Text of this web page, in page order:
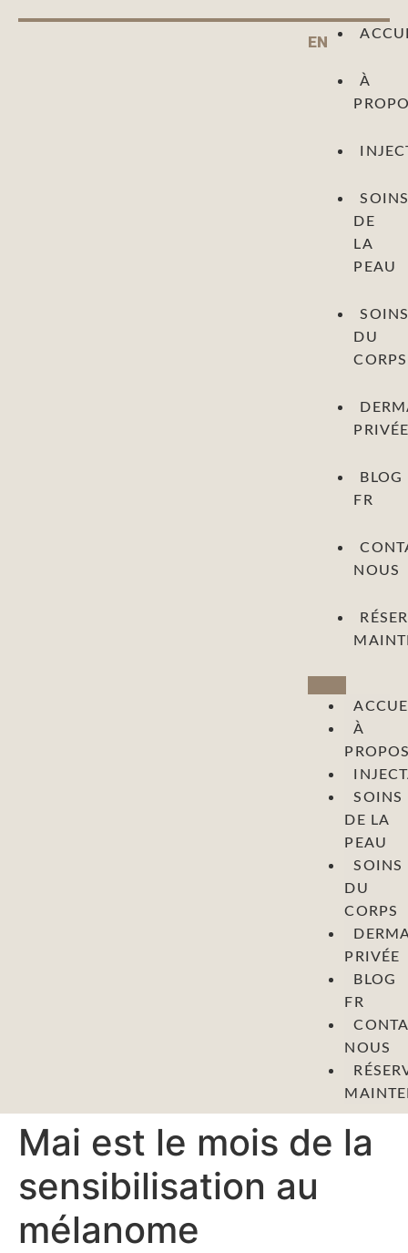
EN
À
SOINS
DE
LA
PEAU
SOINS
DU
CORPS
BLOG
FR
NOUS
À
SOINS
DE LA
PEAU
SOINS
DU
CORPS
PRIVÉE
BLOG
FR
NOUS
Mai est le mois de la
sensibilisation au
mélanome